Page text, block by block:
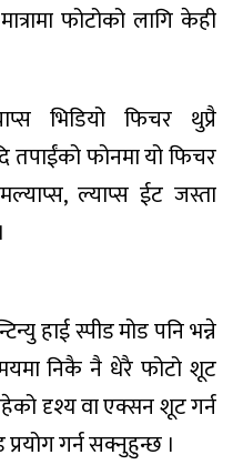
फोटोको लागि केही
भिडियो फिचर थुप्रै
तपाईंको फोनमा यो फिचर
ल्याप्स ईट जस्ता
हाई स्पीड मोड पनि भन्ने
निकै नै धेरै फोटो शूट
दृश्य वा एक्सन शूट गर्न
गर्न सक्नुहुन्छ ।